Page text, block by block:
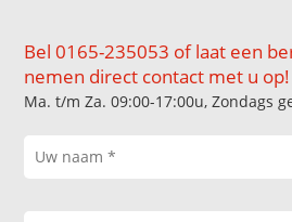
Bel 0165-235053 of laat een
nemen direct contact met u op!
Ma. t/m Za. 09:00-17:00u, Zondags